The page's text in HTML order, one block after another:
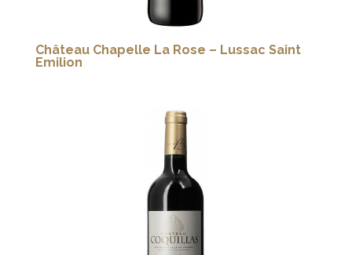
Château Chapelle La Rose – Lussac Saint
Emilion